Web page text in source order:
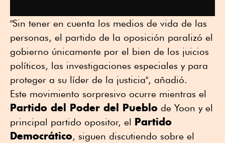
"Sin tener en cuenta los medios de vida de las
personas, el partido de la oposición paralizó el
gobierno únicamente por el bien de los juicios
políticos, las investigaciones especiales y para
proteger a su líder de la justicia", añadió.
Este movimiento sorpresivo ocurre mientras el
Partido del Poder del Pueblo de Yoon y el
principal partido opositor, el Partido
Democrático, siguen discutiendo sobre el